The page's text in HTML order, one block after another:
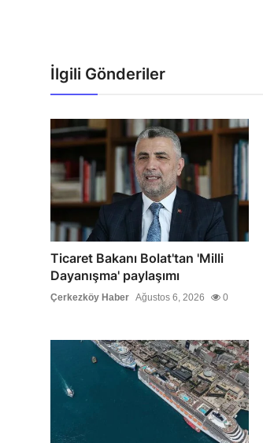
İlgili Gönderiler
Ticaret Bakanı Bolat'tan 'Milli
Dayanışma' paylaşımı
Çerkezköy Haber Ağustos 6, 2026 0